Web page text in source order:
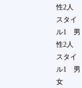
性2人
スタイ
ル1 男
性2人
スタイ
ル1 男
女